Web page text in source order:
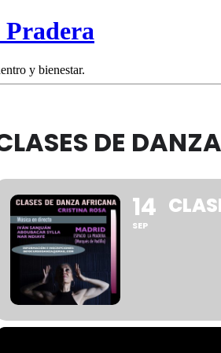
Pradera
y bienestar.
DE
14
SEP